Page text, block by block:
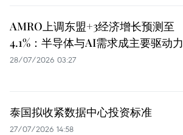
AMRO上调东盟+3经济增长预测至
4.1%：半导体与AI需求成主要驱动力
28/07/2026 03:27
泰国拟收紧数据中心投资标准
27/07/2026 14:58